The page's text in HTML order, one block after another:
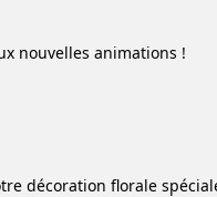
nouvelles animations !
décoration florale